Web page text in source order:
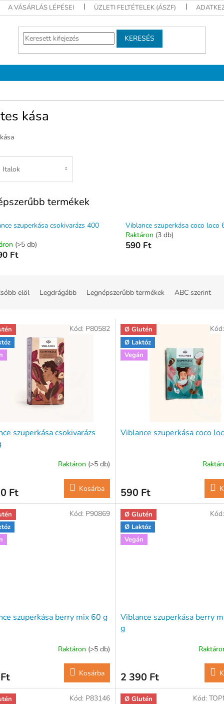
A VÁSÁRLÁS LÉPÉSEI ÜZLETI FELTÉTELEK (ÁSZF)
KERESÉS
kása
Italok
termékek
szuperkása csokivarázs 400
(>5 db)
Ft
Viblance szuperkása coco loco
Raktáron (3 db)
590 Ft
elöl Legdrágább Legnépszerűbb termékek ABC szerint
szuperkása csokivarázs
Raktáron (>5 db)
Ft Kosárba
Kód: P80582
Ø Glutén
Ø Laktóz
Vegán
Viblance szuperkása coco
590 Ft
szuperkása berry mix 60 g
Raktáron (>5 db)
Kosárba
Kód: P90869
Ø Glutén
Ø Laktóz
Vegán
Viblance szuperkása berry
g
2 390 Ft
Kód: P83146
Ø Glutén
Kód: